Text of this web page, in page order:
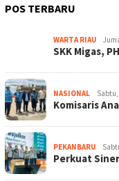
POS TERBARU
WARTA RIAU
SKK Migas,
NASIONAL Sabtu,
Komisaris
PEKANBARU
Perkuat